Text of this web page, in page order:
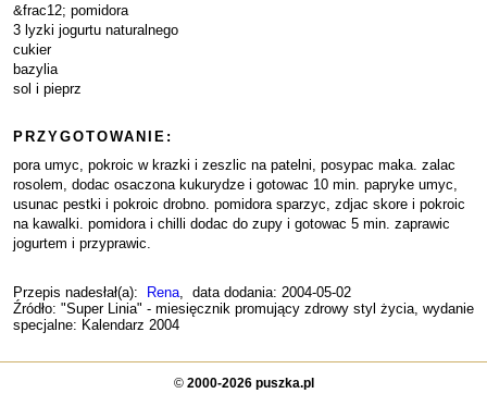
&frac12; pomidora
3 lyzki jogurtu naturalnego
cukier
bazylia
sol i pieprz
PRZYGOTOWANIE:
pora umyc, pokroic w krazki i zeszlic na patelni, posypac maka. zalac
rosolem, dodac osaczona kukurydze i gotowac 10 min. papryke umyc,
usunac pestki i pokroic drobno. pomidora sparzyc, zdjac skore i pokroic
na kawalki. pomidora i chilli dodac do zupy i gotowac 5 min. zaprawic
jogurtem i przyprawic.
Przepis nadesłał(a): Rena, data dodania: 2004-05-02
Źródło: "Super Linia" - miesięcznik promujący zdrowy styl życia, wydanie
specjalne: Kalendarz 2004
© 2000-2026 puszka.pl